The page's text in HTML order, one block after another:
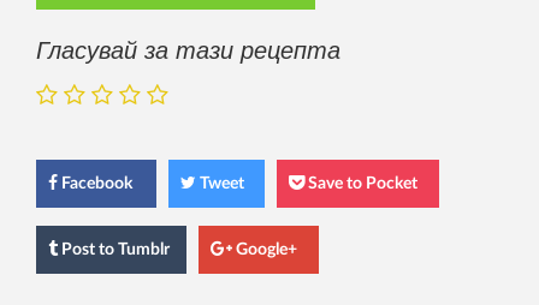
Гласувай за тази рецепта
Facebook Tweet Save to Pocket
Post to Tumblr Google+